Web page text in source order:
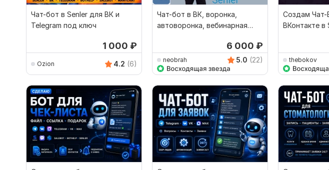
Чат-бот в Senler для ВК и
Telegram под ключ
1 000 ₽
Ozion 4.2 (6)
Чат-бот в ВК, воронка,
автоворонка, вебинарная
6 000 ₽
neobrah 5.0 (22)
Создам Чат-
ВКонтакте в
thebokov